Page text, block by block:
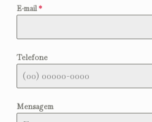
E-mail*
Telefone
Mensagem